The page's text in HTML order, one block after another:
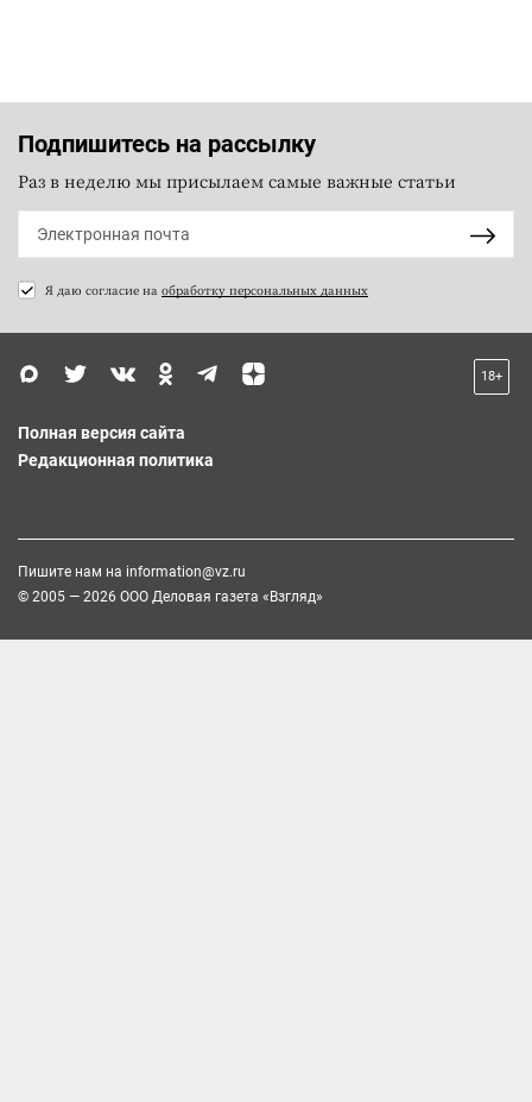
Подпишитесь на рассылку
Раз в неделю мы присылаем самые важные статьи
Я даю согласие на обработку персональных данных
18+
Полная версия сайта
Редакционная политика
Пишите нам на information@vz.ru
© 2005 — 2026 ООО Деловая газета «Взгляд»